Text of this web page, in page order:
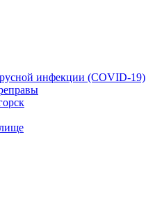
инфекции (COVID-19)